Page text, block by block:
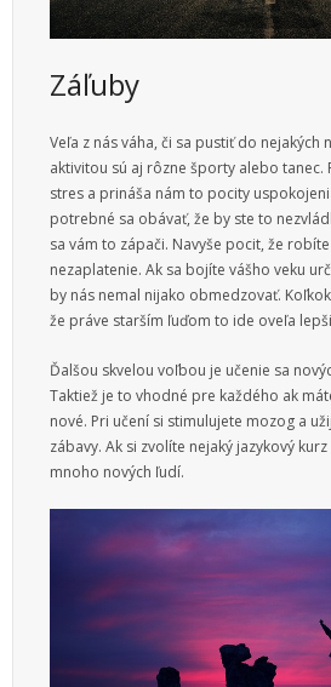
Záľuby
Veľa z nás váha, či sa pustiť do nejakých
aktivitou sú aj rôzne športy alebo tanec.
stres a prináša nám to pocity
potrebné sa obávať, že by ste to
sa vám to zápači. Navyše pocit, že
nezaplatenie. Ak sa bojíte vášho veku
by nás nemal nijako obmedzovať.
že práve starším ľuďom to ide oveľa
Ďalšou skvelou voľbou je učenie sa
Taktiež je to vhodné pre každého ak
nové. Pri učení si stimulujete mozog a
zábavy. Ak si zvolíte nejaký jazykový
mnoho nových ľudí.